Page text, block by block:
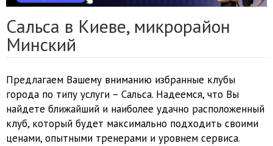
Сальса в Киеве, микрорайон
Минский
Предлагаем Вашему вниманию избранные клубы
города по типу услуги – Сальса. Надеемся, что Вы
найдете ближайший и наиболее удачно расположенный
клуб, который будет максимально подходить своими
ценами, опытными тренерами и уровнем сервиса.